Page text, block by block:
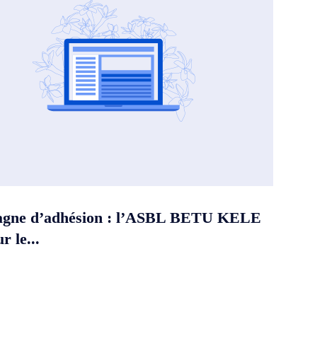
d’adhésion : l’ASBL BETU KELE
le...